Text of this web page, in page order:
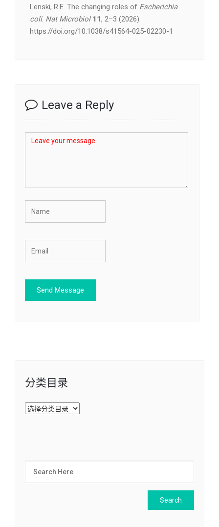
Lenski, R.E. The changing roles of Escherichia
coli. Nat Microbiol 11 , 2–3 (2026).
https://doi.org/10.1038/s41564-025-02230-1
Leave a Reply
分类目录
分
类